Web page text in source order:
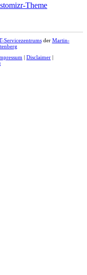
Theme
Servicezentrumsder Martin-
| Disclaimer |